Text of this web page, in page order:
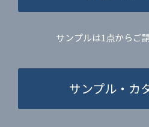
サンプルは1点からご
サンプル・カ